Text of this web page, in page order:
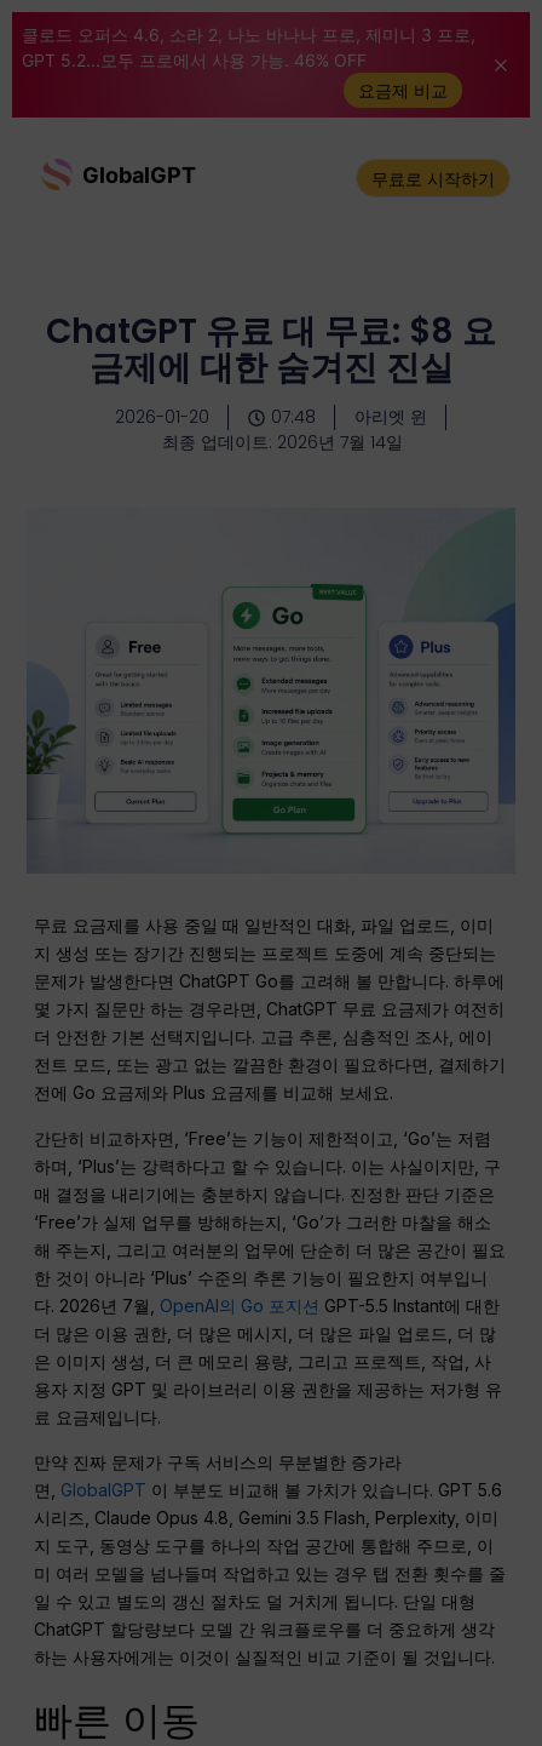
클로드 오퍼스 4.6, 소라 2, 나노 바나나 프로, 제미니 3 프로,
GPT 5.2...모두 프로에서 사용 가능. 46% OFF
요금제 비교
GlobalGPT 무료로 시작하기
ChatGPT 유료 대 무료: $8 요
금제에 대한 숨겨진 진실
2026-01-20 07:48
아리엣 윈
최종 업데이트: 2026년 7월 14일
무료 요금제를 사용 중일 때 일반적인 대화, 파일 업로드, 이미
지 생성 또는 장기간 진행되는 프로젝트 도중에 계속 중단되는
문제가 발생한다면 ChatGPT Go를 고려해 볼 만합니다. 하루에
몇 가지 질문만 하는 경우라면, ChatGPT 무료 요금제가 여전히
더 안전한 기본 선택지입니다. 고급 추론, 심층적인 조사, 에이
전트 모드, 또는 광고 없는 깔끔한 환경이 필요하다면, 결제하기
전에 Go 요금제와 Plus 요금제를 비교해 보세요.
간단히 비교하자면, ‘Free’는 기능이 제한적이고, ‘Go’는 저렴
하며, ‘Plus’는 강력하다고 할 수 있습니다. 이는 사실이지만, 구
매 결정을 내리기에는 충분하지 않습니다. 진정한 판단 기준은
‘Free’가 실제 업무를 방해하는지, ‘Go’가 그러한 마찰을 해소
해 주는지, 그리고 여러분의 업무에 단순히 더 많은 공간이 필요
한 것이 아니라 ‘Plus’ 수준의 추론 기능이 필요한지 여부입니
다. 2026년 7월, OpenAI의 Go 포지션 GPT-5.5 Instant에 대한
더 많은 이용 권한, 더 많은 메시지, 더 많은 파일 업로드, 더 많
은 이미지 생성, 더 큰 메모리 용량, 그리고 프로젝트, 작업, 사
용자 지정 GPT 및 라이브러리 이용 권한을 제공하는 저가형 유
료 요금제입니다.
만약 진짜 문제가 구독 서비스의 무분별한 증가라
면, GlobalGPT 이 부분도 비교해 볼 가치가 있습니다. GPT 5.6
시리즈, Claude Opus 4.8, Gemini 3.5 Flash, Perplexity, 이미
지 도구, 동영상 도구를 하나의 작업 공간에 통합해 주므로, 이
미 여러 모델을 넘나들며 작업하고 있는 경우 탭 전환 횟수를 줄
일 수 있고 별도의 갱신 절차도 덜 거치게 됩니다. 단일 대형
ChatGPT 할당량보다 모델 간 워크플로우를 더 중요하게 생각
하는 사용자에게는 이것이 실질적인 비교 기준이 될 것입니다.
빠른 이동